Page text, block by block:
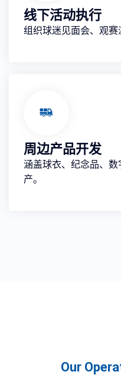
线下活动执行
组织球迷见面会、观赛
周边产品开发
涵盖球衣、纪念品、
产。
Our